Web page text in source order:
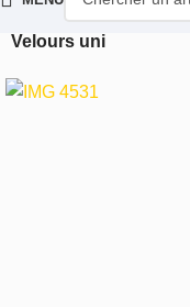
Velours uni